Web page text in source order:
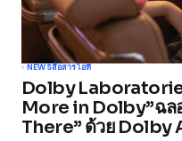
NEWSสื่อสารไอที
Dolby
More in Dolby”ฉลอ
There” ด้วย Dolby